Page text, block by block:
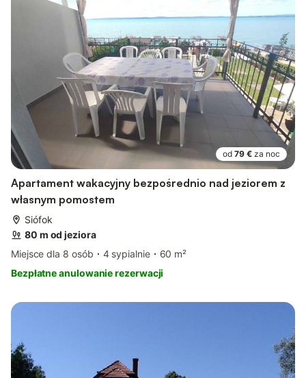
od 79 € za noc
Apartament wakacyjny bezpośrednio nad jeziorem z
własnym pomostem
Siófok
80 m od jeziora
Miejsce dla 8 osób
4 sypialnie
60 m²
Bezpłatne anulowanie rezerwacji